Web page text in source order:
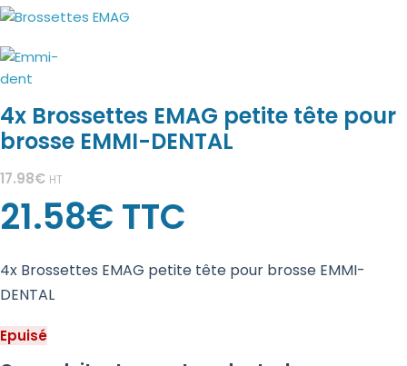
4x Brossettes EMAG petite tête pour
brosse EMMI-DENTAL
17.98€ HT
21.58€ TTC
4x Brossettes EMAG petite tête pour brosse EMMI-
DENTAL
Epuisé